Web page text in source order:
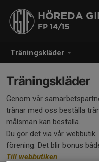
Träningskläder
HÖREDA
FP 14/15
Träningskläder
Genom vår
tränar med oss beställa
målsmän kan beställa.
Du gör det via vår
förening. Det blir bonus
Till webbutiken